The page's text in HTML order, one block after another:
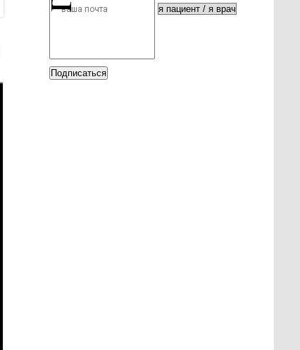
Подписаться